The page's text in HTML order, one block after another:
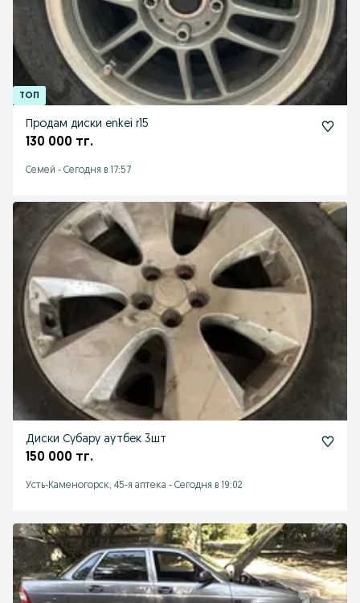
Продам диски enkei r15
130 000 тг.
Семей - Сегодня в 17:57
Диски Субару аутбек 3шт
150 000 тг.
Усть-Каменогорск, 45-я аптека - Сегодня в 19:02